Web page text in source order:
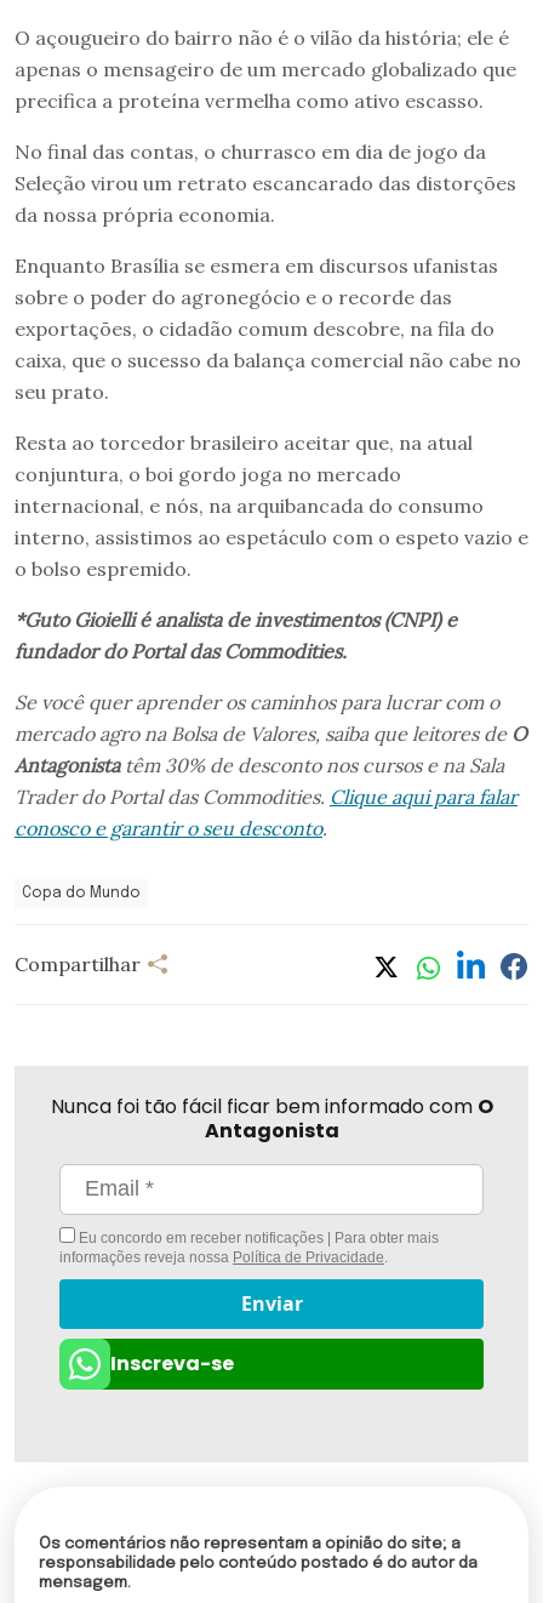
O açougueiro do bairro não é o vilão da história; ele é
apenas o mensageiro de um mercado globalizado que
precifica a proteína vermelha como ativo escasso.
No final das contas, o churrasco em dia de jogo da
Seleção virou um retrato escancarado das distorções
da nossa própria economia.
Enquanto Brasília se esmera em discursos ufanistas
sobre o poder do agronegócio e o recorde das
exportações, o cidadão comum descobre, na fila do
caixa, que o sucesso da balança comercial não cabe no
seu prato.
Resta ao torcedor brasileiro aceitar que, na atual
conjuntura, o boi gordo joga no mercado
internacional, e nós, na arquibancada do consumo
interno, assistimos ao espetáculo com o espeto vazio e
o bolso espremido.
*Guto Gioielli é analista de investimentos (CNPI) e
fundador do Portal das Commodities.
Se você quer aprender os caminhos para lucrar com o
mercado agro na Bolsa de Valores, saiba que leitores de O
Antagonistatêm 30% de desconto nos cursos e na Sala
Trader do Portal das Commodities. Clique aqui para falar
conosco e garantir o seu desconto.
Copa do Mundo
Compartilhar
Nunca foi tão fácil ficar bem informado com O
Antagonista
Eu concordo em receber notificações | Para obter mais
informações reveja nossa Política de Privacidade.
Enviar
Inscreva-se
Os comentários não representam a opinião do site; a
responsabilidade pelo conteúdo postado é do autor da
mensagem.